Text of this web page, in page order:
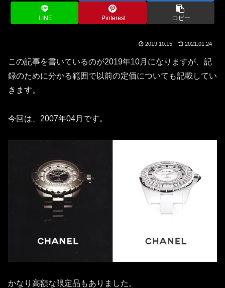
LINE Pinterest コピー
2019.10.15 2021.01.24
この記事を書いているのが2019年10月になりますが、記
録のために分かる範囲で以前の定価についても記載してい
きます。
今回は、2007年04月です。
かなり高額な限定品もありました。